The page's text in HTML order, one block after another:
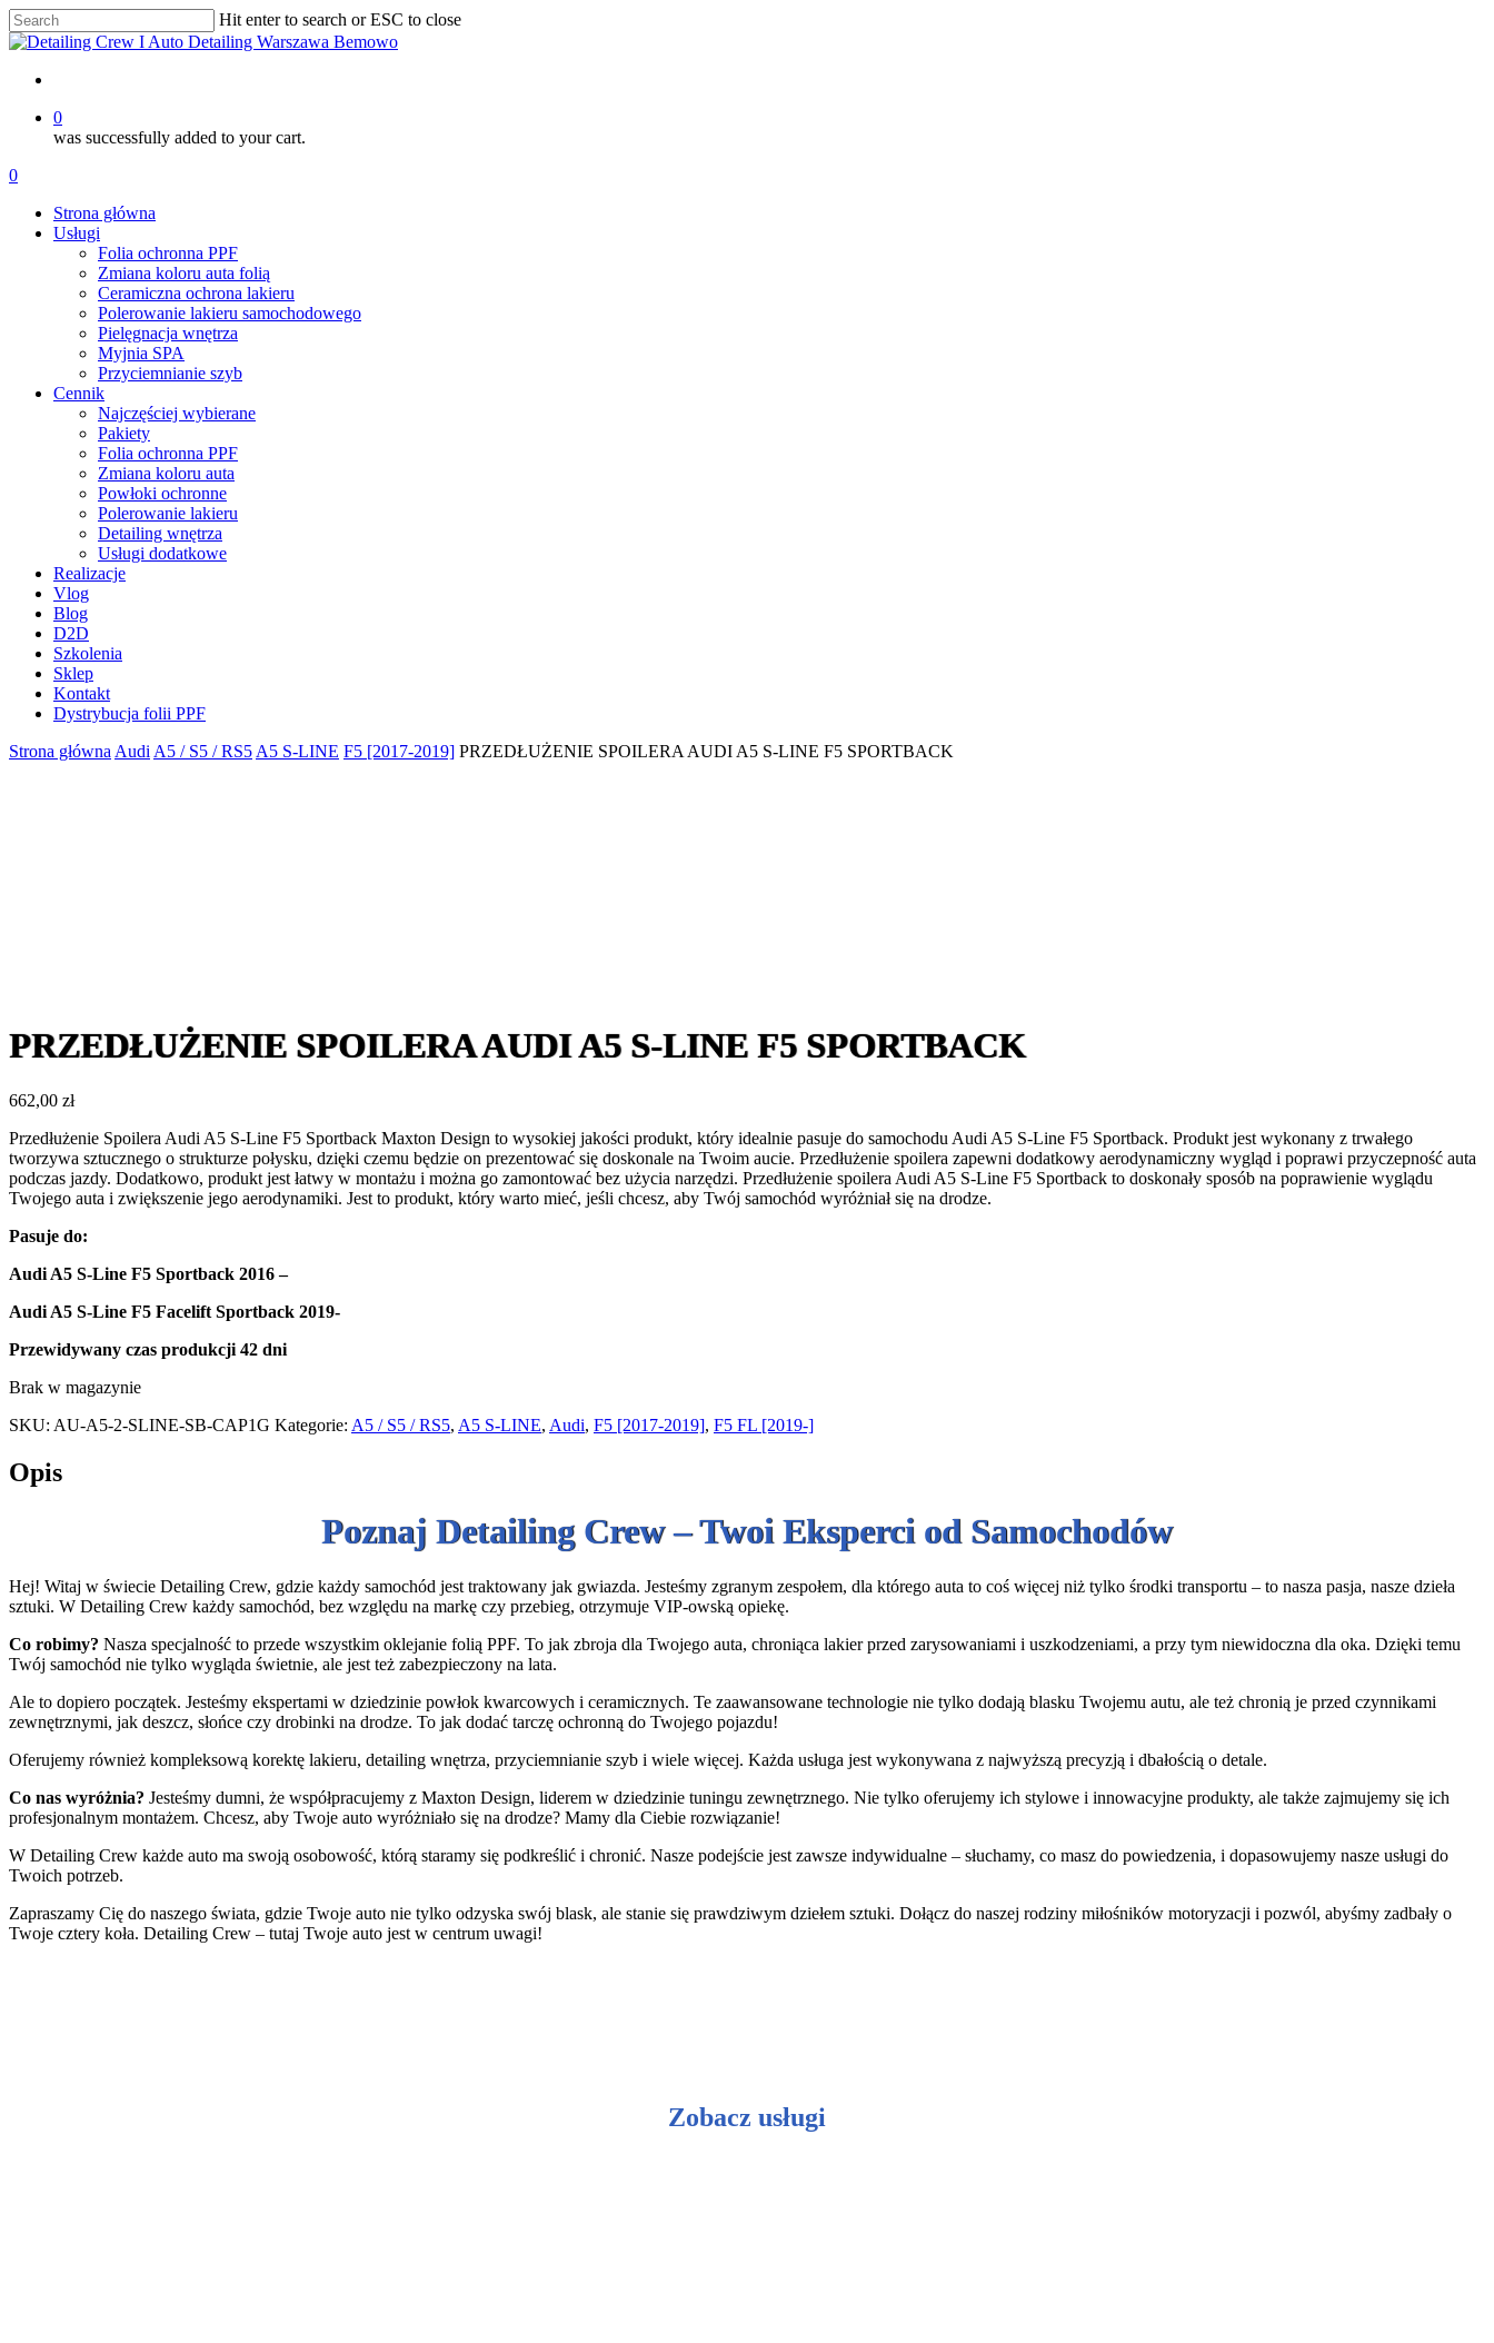
Skip
to
content
Hit enter to search or ESC to close
Close
0
was successfully added to your cart.
Menu
account
0
Strona główna
Usługi
Folia ochronna PPF
Zmiana koloru auta folią
Ceramiczna ochrona lakieru
Polerowanie lakieru samochodowego
Pielęgnacja wnętrza
Myjnia SPA
Przyciemnianie szyb
Cennik
Najczęściej wybierane
Pakiety
Folia ochronna PPF
Zmiana koloru auta
Powłoki ochronne
Polerowanie lakieru
Detailing wnętrza
Usługi dodatkowe
Realizacje
Vlog
Blog
D2D
Szkolenia
Sklep
Kontakt
Dystrybucja folii PPF
Strona główna Audi A5 / S5 / RS5 A5 S-LINE F5 [2017-2019] PRZEDŁUŻENIE SPOILERA AUDI A5 S-LINE F5 SPORTBACK
PRZEDŁUŻENIE SPOILERA AUDI A5 S-LINE F5 SPORTBACK
662,00 zł
Przedłużenie Spoilera Audi A5 S-Line F5 Sportback Maxton Design to wysokiej jakości produkt, który idealnie pasuje do samochodu Audi A5 S-Line F5 Sportback. Produkt jest wykonany z trwałego
tworzywa sztucznego o strukturze połysku, dzięki czemu będzie on prezentować się doskonale na Twoim aucie. Przedłużenie spoilera zapewni dodatkowy aerodynamiczny wygląd i poprawi przyczepność auta
podczas jazdy. Dodatkowo, produkt jest łatwy w montażu i można go zamontować bez użycia narzędzi. Przedłużenie spoilera Audi A5 S-Line F5 Sportback to doskonały sposób na poprawienie wyglądu
Twojego auta i zwiększenie jego aerodynamiki. Jest to produkt, który warto mieć, jeśli chcesz, aby Twój samochód wyróżniał się na drodze.
Pasuje do:
Audi A5 S-Line F5 Sportback 2016 –
Audi A5 S-Line F5 Facelift Sportback 2019-
Przewidywany czas produkcji 42 dni
Brak w magazynie
SKU: AU-A5-2-SLINE-SB-CAP1G Kategorie: A5 / S5 / RS5, A5 S-LINE, Audi, F5 [2017-2019], F5 FL [2019-]
Opis
Poznaj Detailing Crew – Twoi Eksperci od Samochodów
Hej! Witaj w świecie Detailing Crew, gdzie każdy samochód jest traktowany jak gwiazda. Jesteśmy zgranym zespołem, dla którego auta to coś więcej niż tylko środki transportu – to nasza pasja, nasze dzieła
sztuki. W Detailing Crew każdy samochód, bez względu na markę czy przebieg, otrzymuje VIP-owską opiekę.
Co robimy? Nasza specjalność to przede wszystkim oklejanie folią PPF. To jak zbroja dla Twojego auta, chroniąca lakier przed zarysowaniami i uszkodzeniami, a przy tym niewidoczna dla oka. Dzięki temu
Twój samochód nie tylko wygląda świetnie, ale jest też zabezpieczony na lata.
Ale to dopiero początek. Jesteśmy ekspertami w dziedzinie powłok kwarcowych i ceramicznych. Te zaawansowane technologie nie tylko dodają blasku Twojemu autu, ale też chronią je przed czynnikami
zewnętrznymi, jak deszcz, słońce czy drobinki na drodze. To jak dodać tarczę ochronną do Twojego pojazdu!
Oferujemy również kompleksową korektę lakieru, detailing wnętrza, przyciemnianie szyb i wiele więcej. Każda usługa jest wykonywana z najwyższą precyzją i dbałością o detale.
Co nas wyróżnia? Jesteśmy dumni, że współpracujemy z Maxton Design, liderem w dziedzinie tuningu zewnętrznego. Nie tylko oferujemy ich stylowe i innowacyjne produkty, ale także zajmujemy się ich
profesjonalnym montażem. Chcesz, aby Twoje auto wyróżniało się na drodze? Mamy dla Ciebie rozwiązanie!
W Detailing Crew każde auto ma swoją osobowość, którą staramy się podkreślić i chronić. Nasze podejście jest zawsze indywidualne – słuchamy, co masz do powiedzenia, i dopasowujemy nasze usługi do
Twoich potrzeb.
Zapraszamy Cię do naszego świata, gdzie Twoje auto nie tylko odzyska swój blask, ale stanie się prawdziwym dziełem sztuki. Dołącz do naszej rodziny miłośników motoryzacji i pozwól, abyśmy zadbały o
Twoje cztery koła. Detailing Crew – tutaj Twoje auto jest w centrum uwagi!
Zobacz usługi